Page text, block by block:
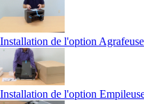
Installation de l'option Agrafeuse
Installation de l'option